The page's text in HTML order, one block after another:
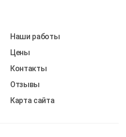
Наши работы
Цены
Контакты
Отзывы
Карта сайта